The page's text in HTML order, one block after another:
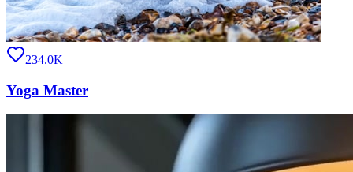
234.0K
Yoga Master